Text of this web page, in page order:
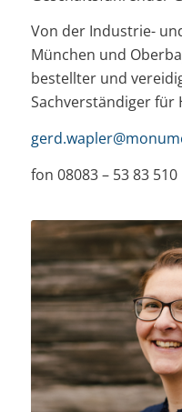
Von der Industrie-
München und
bestellter und
Sachverständiger für
fon 08083 – 53 83 510
Dazu beizutragen,
läuft und wir
geben können,
Organisation und
begleiten mich
Berufsjahren und
mich das Potenzial,